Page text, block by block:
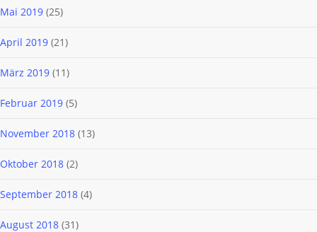
Mai 2019 (25)
April 2019 (21)
März 2019 (11)
Februar 2019 (5)
November 2018 (13)
Oktober 2018 (2)
September 2018 (4)
August 2018 (31)